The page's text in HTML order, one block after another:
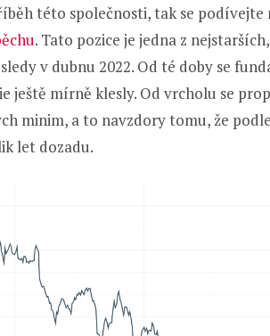
této společnosti, tak se podívejte
. Tato pozice je jedna z
v dubnu 2022. Od té doby se
ještě mírně klesly. Od vrcholu se
minim, a to navzdory tomu, že
let dozadu.